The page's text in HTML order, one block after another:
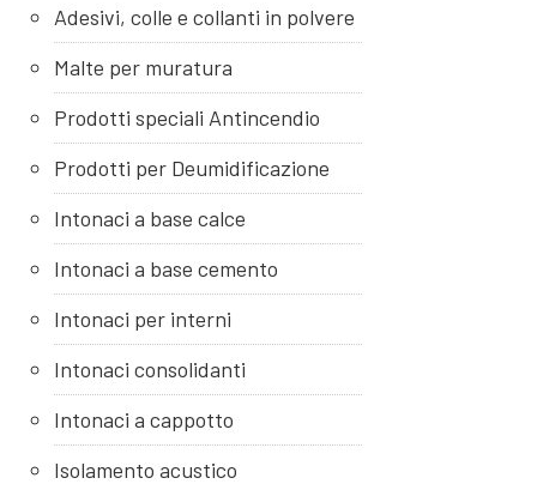
Adesivi, colle e collanti in polvere
Malte per muratura
Prodotti speciali Antincendio
Prodotti per Deumidificazione
Intonaci a base calce
Intonaci a base cemento
Intonaci per interni
Intonaci consolidanti
Intonaci a cappotto
Isolamento acustico